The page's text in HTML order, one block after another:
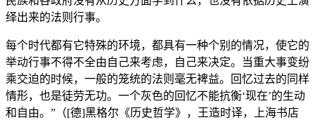
绎出来的法则行事。
每个时代都有它特殊的环境，都具有一种个别的情况，使它的
举动行事不得不全由自己来考虑，自己来决定。当重大事变纷
乘交迫的时候，一般的笼统的法则毫无裨益。回忆过去的同样
情形，也是徒劳无功。一个灰色的回忆不能抗衡‘现在’的生动
和自由。”（[德]黑格尔《历史哲学》，王造时译，上海书店